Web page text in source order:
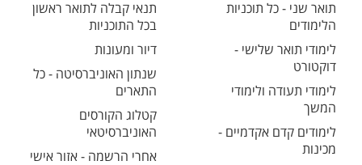
תואר שני - כל תוכניות
הלימודים
לימודי תואר שלישי -
דוקטורט
לימודי תעודה ולימודי
המשך
לימודים קדם אקדמיים -
מכינות
תנאי קבלה לתואר ראשון
בכל התוכניות
דיור ומעונות
שנתון האוניברסיטה - כל
התארים
קטלוג הקורסים
האוניברסיטאי
אחרי הרשמה - אזור אישי